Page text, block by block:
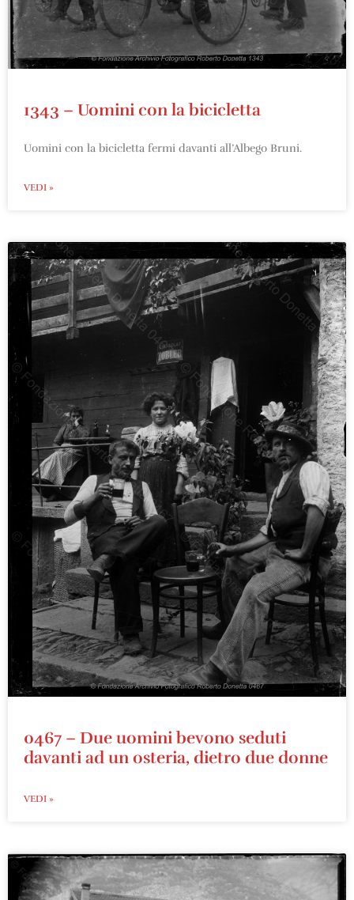
1343 – Uomini con la bicicletta
Uomini con la bicicletta fermi davanti all’Albego Bruni.
VEDI »
0467 – Due uomini bevono seduti
davanti ad un osteria, dietro due donne
VEDI »